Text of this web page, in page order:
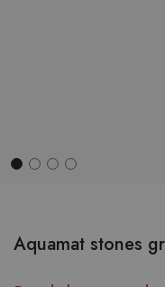
Aquamat stones
begyndelsen
af